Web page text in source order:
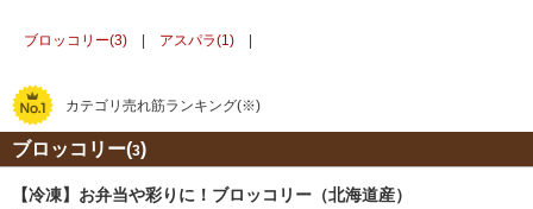
ブロッコリー(3) アスパラ(1)
カテゴリ売れ筋ランキング(※)
ブロッコリー(3)